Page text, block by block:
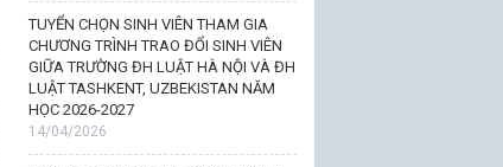
TUYỂN CHỌN SINH VIÊN THAM GIA
CHƯƠNG TRÌNH TRAO ĐỔI SINH VIÊN
GIỮA TRƯỜNG ĐH LUẬT HÀ NỘI VÀ ĐH
LUẬT TASHKENT, UZBEKISTAN NĂM
HỌC 2026-2027
14/04/2026